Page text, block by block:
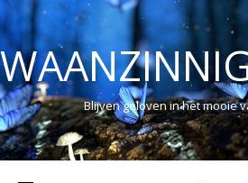
Blijven geloven in het mooie